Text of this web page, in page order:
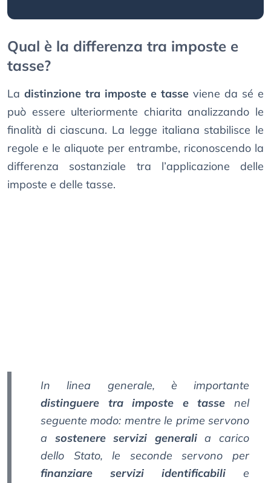
Qual è la differenza tra imposte e
tasse?
La distinzione tra imposte e tasse viene da sé e
può essere ulteriormente chiarita analizzando le
finalità di ciascuna. La legge italiana stabilisce le
regole e le aliquote per entrambe, riconoscendo la
differenza sostanziale tra l’applicazione delle
imposte e delle tasse.
In linea generale, è importante
distinguere tra imposte e tasse nel
seguente modo: mentre le prime servono
a sostenere servizi generalia carico
dello Stato, le seconde servono per
finanziare servizi identificabili e